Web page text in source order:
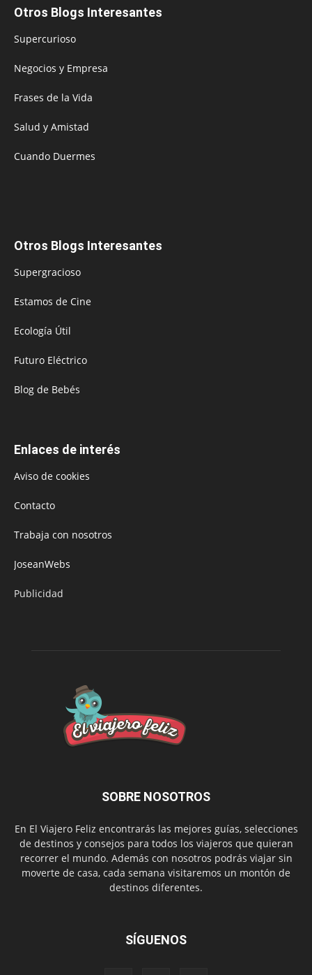
Otros Blogs Interesantes
Supercurioso
Negocios y Empresa
Frases de la Vida
Salud y Amistad
Cuando Duermes
Otros Blogs Interesantes
Supergracioso
Estamos de Cine
Ecología Útil
Futuro Eléctrico
Blog de Bebés
Enlaces de interés
Aviso de cookies
Contacto
Trabaja con nosotros
JoseanWebs
Publicidad
SOBRE NOSOTROS
En El Viajero Feliz encontrarás las mejores guías, selecciones
de destinos y consejos para todos los viajeros que quieran
recorrer el mundo. Además con nosotros podrás viajar sin
moverte de casa, cada semana visitaremos un montón de
destinos diferentes.
SÍGUENOS